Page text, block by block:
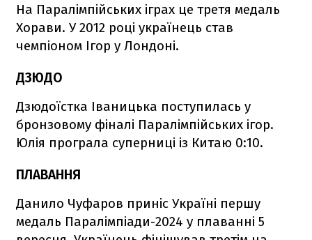
На Паралімпійських іграх це третя медаль
Хорави. У 2012 році українець став
чемпіоном Ігор у Лондоні.
ДЗЮДО
Дзюдоїстка Іваницька поступилась у
бронзовому фіналі Паралімпійських ігор.
Юлія програла суперниці із Китаю 0:10.
ПЛАВАННЯ
Данило Чуфаров приніс Україні першу
медаль Паралімпіади-2024 у плаванні 5